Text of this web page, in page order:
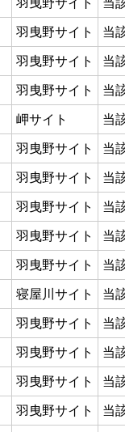
羽曳野サイト 当
羽曳野サイト 当
羽曳野サイト 当
羽曳野サイト 当
岬サイト 当
羽曳野サイト 当
羽曳野サイト 当
羽曳野サイト 当
羽曳野サイト 当
羽曳野サイト 当
寝屋川サイト 当
羽曳野サイト 当
羽曳野サイト 当
羽曳野サイト 当
羽曳野サイト 当